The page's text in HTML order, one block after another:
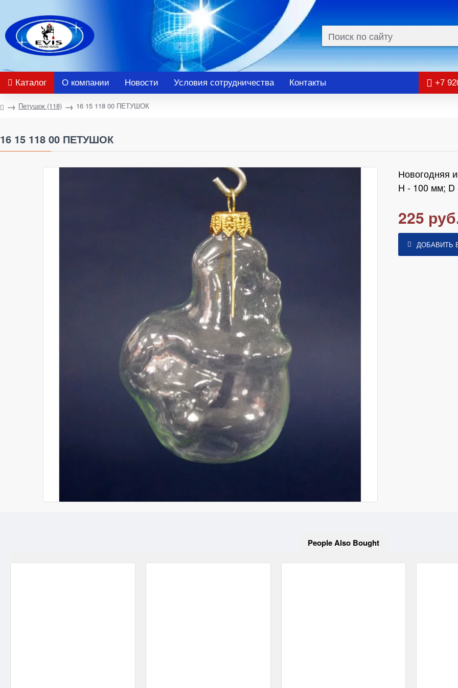
Каталог О компании Новости Условия сотрудничества Контакты +7
Петушок (118) 16 15 118 00 ПЕТУШОК
16 15 118 00 ПЕТУШОК
Новогодняя
H - 100 мм; D
225
ДОБАВИТЬ
People Also Bought